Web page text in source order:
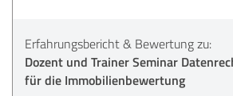
Erfahrungsbericht & Bewertung zu:
Dozent und Trainer Seminar
für die Immobilienbewertung